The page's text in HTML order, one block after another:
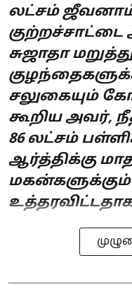
லட்சம்
குற்றச்சாட்டை
சுஜாதா
சலுகையும்
கூறிய அவர்,
86 லட்சம்
ஆர்த்திக்கு